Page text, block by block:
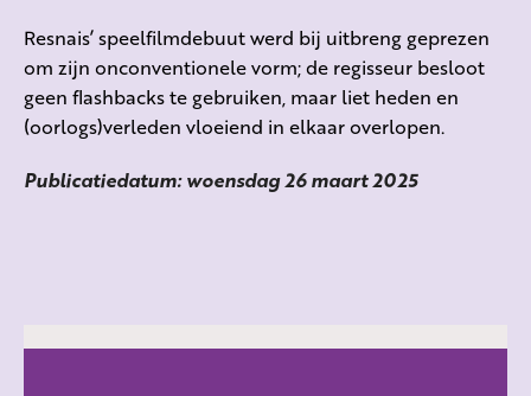
Resnais’ speelfilmdebuut werd bij uitbreng geprezen
om zijn onconventionele vorm; de regisseur besloot
geen flashbacks te gebruiken, maar liet heden en
(oorlogs)verleden vloeiend in elkaar overlopen.
Publicatiedatum: woensdag 26 maart 2025